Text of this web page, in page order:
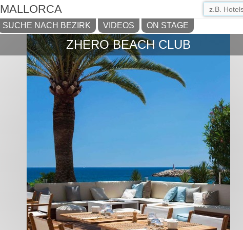
MALLORCA
SUCHE NACH BEZIRK VIDEOS ON STAGE
ZHERO BEACH CLUB